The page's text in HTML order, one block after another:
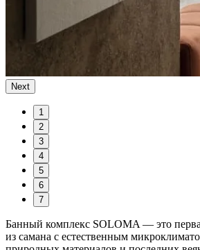
Next
1
2
3
4
5
6
7
Банный комплекс SOLOMA — это
из самана с естественным